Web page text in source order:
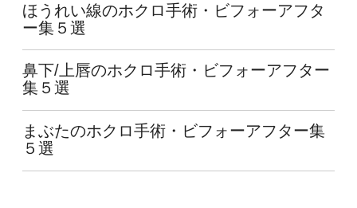
ほうれい線のホクロ手術・ビフォーアフタ
ー集５選
鼻下/上唇のホクロ手術・ビフォーアフター
集５選
まぶたのホクロ手術・ビフォーアフター集
５選